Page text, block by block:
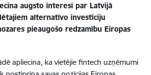
augsto interesi par Latvijā
alternatīvo investīciju
pieaugošo redzamību Eiropas
apliecina, ka vietējie fintech uzņēmumi